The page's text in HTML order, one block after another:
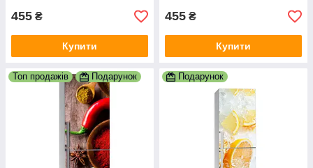
455 ₴
Купити
455 ₴
Купити
Топ продажів Подарунок Подарунок